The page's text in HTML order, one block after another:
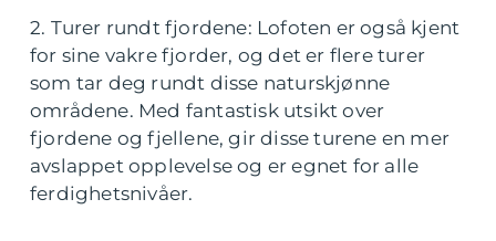
2. Turer rundt fjordene: Lofoten er også kjent
for sine vakre fjorder, og det er flere turer
som tar deg rundt disse naturskjønne
områdene. Med fantastisk utsikt over
fjordene og fjellene, gir disse turene en mer
avslappet opplevelse og er egnet for alle
ferdighetsnivåer.